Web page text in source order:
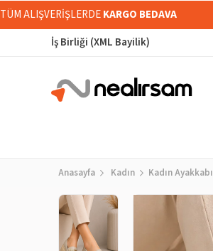
ALIŞVERİŞLERDEKARGO BEDAVA
İş Birliği (XML Bayilik)
Anasayfa Kadın Kadın Ayakkabı